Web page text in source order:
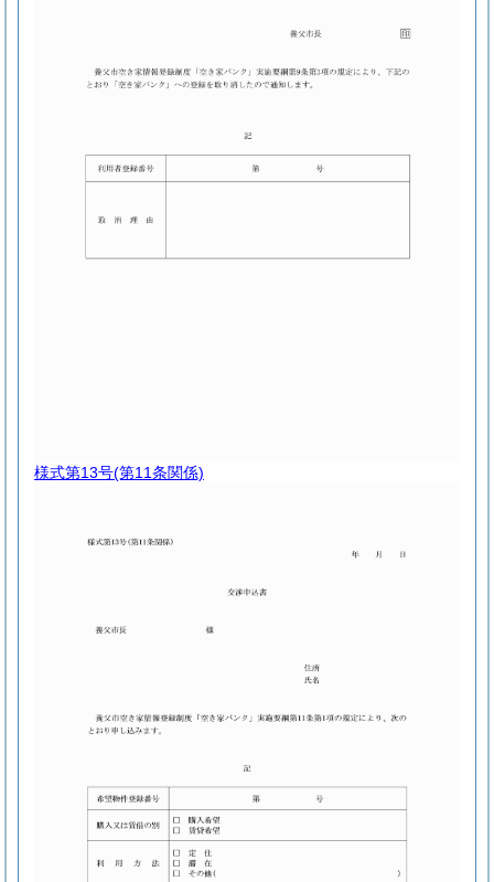
様式第13号(第11条関係)